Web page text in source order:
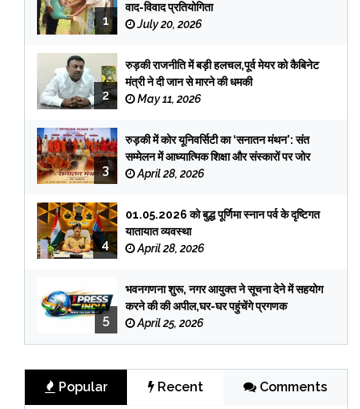
1
वाद-विवाद प्रतियोगिता
July 20, 2026
2
रुड़की राजनीति में बड़ी हलचल,पूर्व मेयर को कैबिनेट
मंत्री ने दी जान से मारने की धमकी
May 11, 2026
3
रुड़की में कोर यूनिवर्सिटी का ‘सनातन मंथन’: संत
सम्मेलन में आध्यात्मिक शिक्षा और संस्कारों पर जोर
April 28, 2026
4
01.05.2026 को बुद्ध पूर्णिमा स्नान पर्व के दृष्टिगत
यातायात व्यवस्था
April 28, 2026
5
भवनगणना शुरू, नगर आयुक्त ने सूचना देने में सहयोग
करने की की अपील,घर-घर पहुंचेंगे प्रगणक
April 25, 2026
Popular Recent Comments